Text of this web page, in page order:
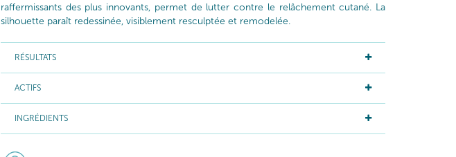
raffermissants des plus innovants, permet de lutter contre le relâchement cutané. La
silhouette paraît redessinée, visiblement resculptée et remodelée.
RÉSULTATS
ACTIFS
INGRÉDIENTS